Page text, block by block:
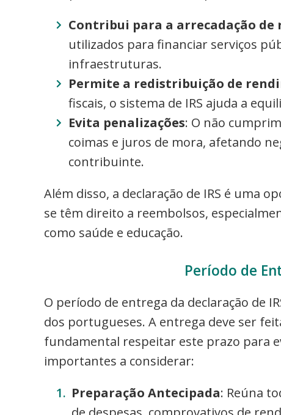
Contribui para a arrecadação de
utilizados para financiar serviços
infraestruturas.
Permite a redistribuição de
fiscais, o sistema de IRS ajuda a
Evita penalizações: O não
coimas e juros de mora, afetando
contribuinte.
Além disso, a declaração de IRS é uma
se têm direito a reembolsos,
como saúde e educação.
Período de
O período de entrega da declaração de
dos portugueses. A entrega deve ser
fundamental respeitar este prazo para
importantes a considerar:
Preparação Antecipada: Reúna